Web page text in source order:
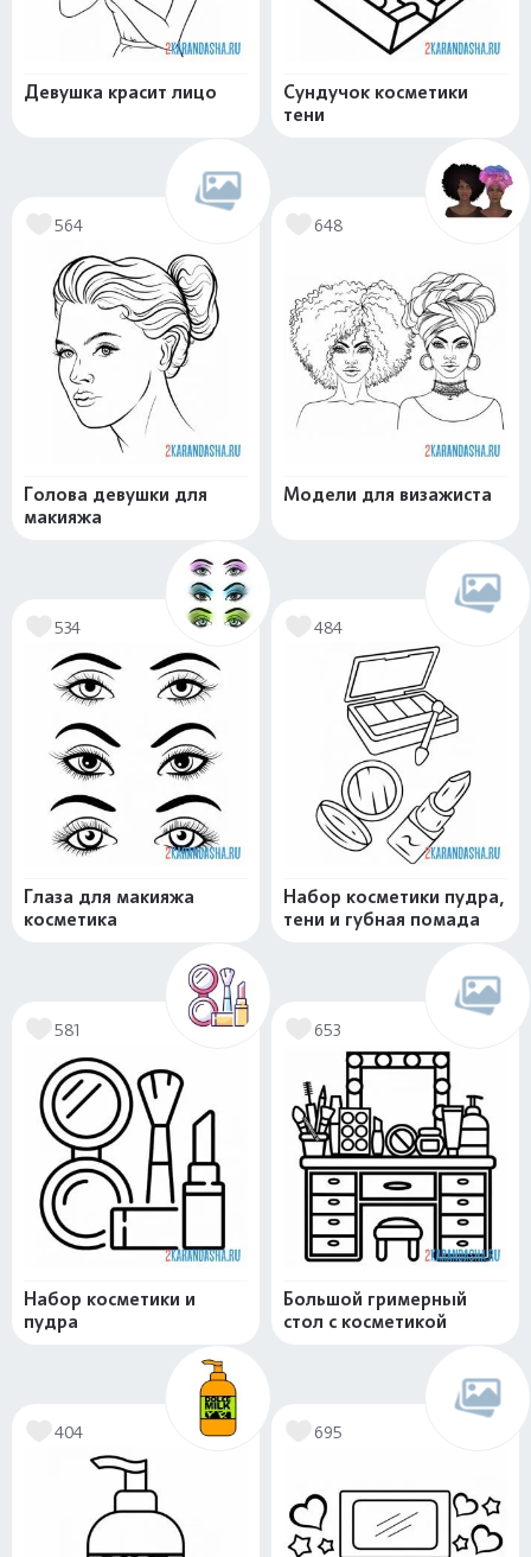
Девушка красит лицо
Сундучок косметики
тени
564
Голова девушки для
макияжа
648
Модели для визажиста
534
Глаза для макияжа
косметика
484
Набор косметики пудра,
тени и губная помада
581
Набор косметики и
пудра
653
Большой гримерный
стол с косметикой
404 695